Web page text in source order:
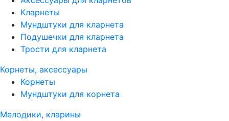
Кларнеты
Мундштуки для кларнета
Подушечки для кларнета
Трости для кларнета
Корнеты, аксессуары
Корнеты
Мундштуки для корнета
Мелодики, кларины